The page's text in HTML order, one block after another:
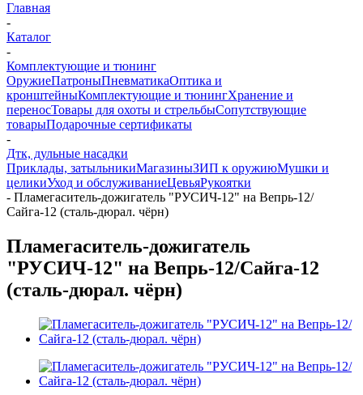
Главная
-
Каталог
-
Комплектующие и тюнинг
ОружиеПатроныПневматикаОптика и
кронштейныКомплектующие и тюнингХранение и
переносТовары для охоты и стрельбыСопутствующие
товарыПодарочные сертификаты
-
Дтк, дульные насадки
Приклады, затыльникиМагазиныЗИП к оружиюМушки и
целикиУход и обслуживаниеЦевьяРукоятки
- Пламегаситель-дожигатель "РУСИЧ-12" на Вепрь-12/
Сайга-12 (сталь-дюрал. чёрн)
Пламегаситель-дожигатель
"РУСИЧ-12" на Вепрь-12/Сайга-12
(сталь-дюрал. чёрн)